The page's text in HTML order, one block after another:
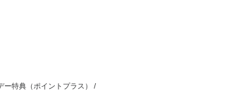
ー特典（ポイントプラス）